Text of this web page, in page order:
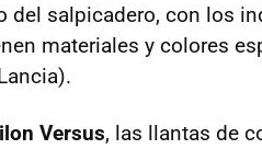
del salpicadero, con los
materiales y colores
Versus, las llantas de